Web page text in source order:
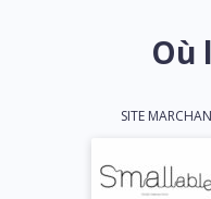
Où
SITE